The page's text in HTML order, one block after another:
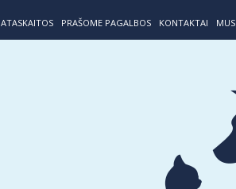
ATASKAITOS PRAŠOME PAGALBOS KONTAKTAI